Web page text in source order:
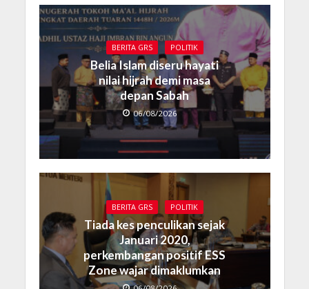
BERITA GRS POLITIK
Belia Islam diseru hayati
nilai hijrah demi masa
depan Sabah
06/08/2026
BERITA GRS POLITIK
Tiada kes penculikan sejak
Januari 2020,
perkembangan positif ESS
Zone wajar dimaklumkan